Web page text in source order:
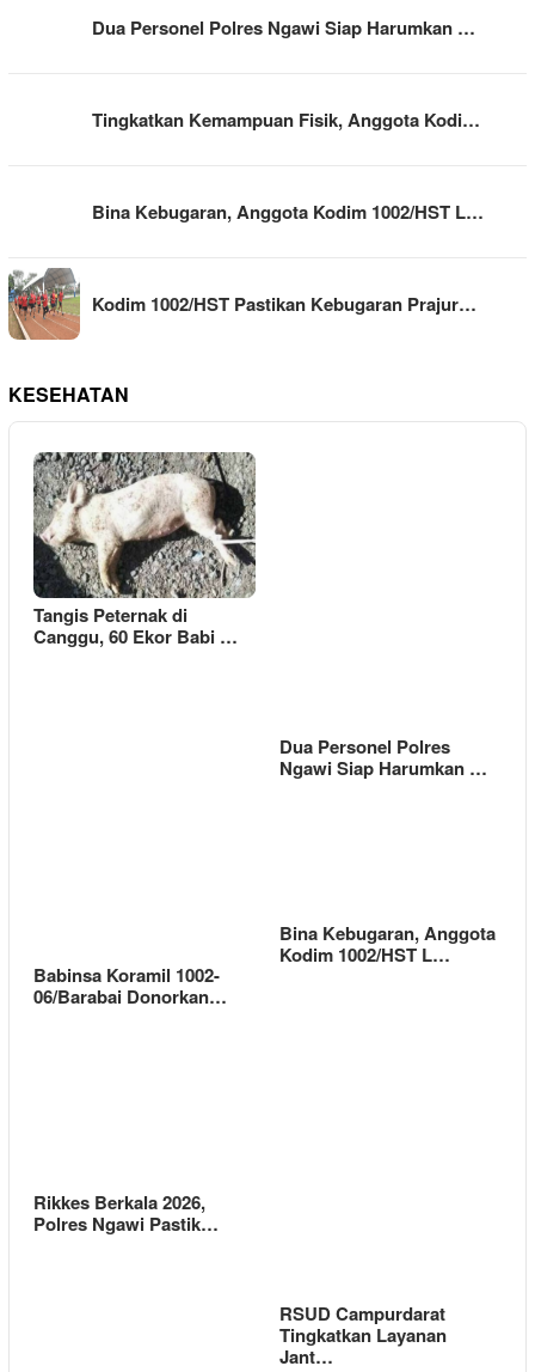
Dua Personel Polres Ngawi Siap Harumkan …
Tingkatkan Kemampuan Fisik, Anggota Kodi…
Bina Kebugaran, Anggota Kodim 1002/HST L…
Kodim 1002/HST Pastikan Kebugaran Prajur…
KESEHATAN
Tangis Peternak di
Canggu, 60 Ekor Babi …
Dua Personel Polres
Ngawi Siap Harumkan …
Babinsa Koramil 1002-
06/Barabai Donorkan…
Bina Kebugaran, Anggota
Kodim 1002/HST L…
Rikkes Berkala 2026,
Polres Ngawi Pastik…
RSUD Campurdarat
Tingkatkan Layanan
Jant…